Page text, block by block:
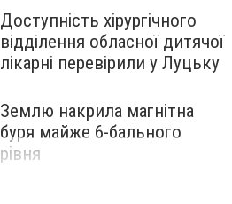
Доступність хірургічного
відділення обласної дитячої
лікарні перевірили у Луцьку
Землю накрила магнітна
буря майже 6-бального
рівня